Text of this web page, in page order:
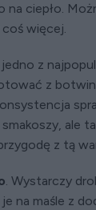
ciepło.
więcej.
z
z
ale
z tą
. Wystarczy
na maśle z